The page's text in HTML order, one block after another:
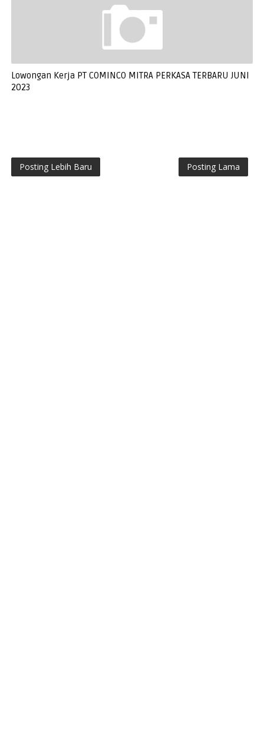
Lowongan Kerja PT COMINCO MITRA PERKASA TERBARU JUNI
2023
Posting Lebih Baru Posting Lama